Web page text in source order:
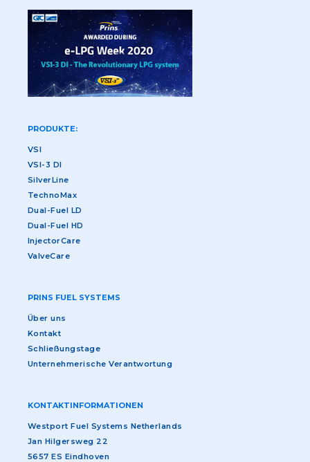
PRODUKTE:
VSI
VSI-3 DI
SilverLine
TechnoMax
Dual-Fuel LD
Dual-Fuel HD
InjectorCare
ValveCare
PRINS FUEL SYSTEMS
Über uns
Kontakt
Schließungstage
Unternehmerische Verantwortung
KONTAKTINFORMATIONEN
Westport Fuel Systems Netherlands
Jan Hilgersweg 22
5657 ES Eindhoven